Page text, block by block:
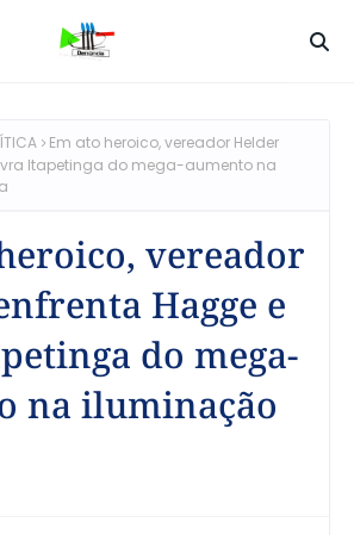
Em ato heroico, vereador Helder
Itapetinga do mega-aumento na
vereador
Hagge e
do mega-
na iluminação